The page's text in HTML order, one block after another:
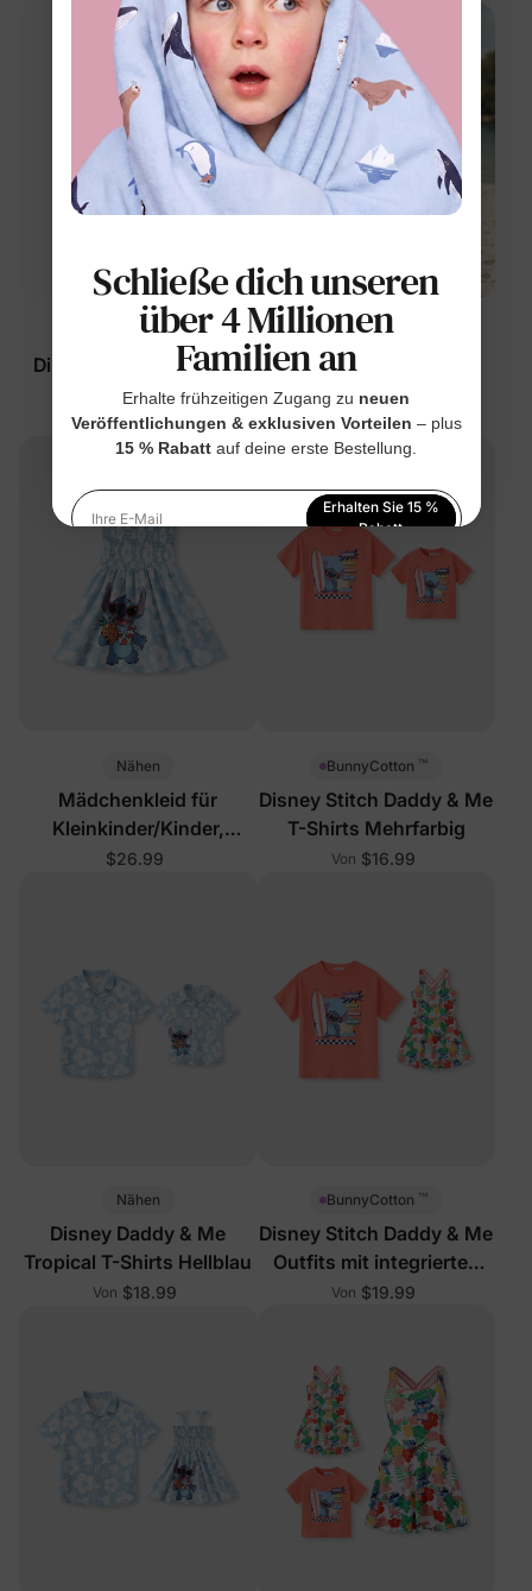
Naia™
Disney Stitch Mädchen
Kleinkind/Kind
Ärmelloses Kleid
Mehrfarbig
$20.99
BunnyCotton
Disney Stitch
Mädchenkleid für
Kleinkinder/Kinder,
mehrfarbig
$19.99
Nähen
Mädchenkleid für
Kleinkinder/Kinder,
tropisch, hellblau
$26.99
BunnyCotton ™
Disney Stitch Daddy & Me
T-Shirts Mehrfarbig
Von $16.99
Nähen
Disney Daddy & Me
Tropical T-Shirts Hellblau
Von $18.99
BunnyCotton ™
Disney Stitch Daddy & Me
Outfits mit integrierten
Shorts
Von $19.99
Schließe dich unseren
über 4 Millionen
Familien an
Erhalte frühzeitigen Zugang zu neuen
Veröffentlichungen & exklusiven Vorteilen – plus
15 % Rabatt auf deine erste Bestellung.
Ihre E-Mail
Erhalten Sie 15 %
Rabatt
Indem Sie sich anmelden, stimmen Sie unserer
Datenschutzerklärungzu